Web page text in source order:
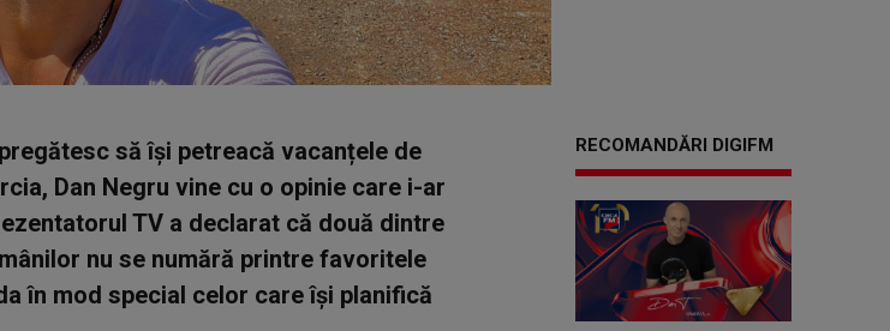
să își petreacă vacanțele de
Dan Negru vine cu o opinie care i-ar
TV a declarat că două dintre
nu se numără printre favoritele
în mod special celor care își planifică
RECOMANDĂRI DIGIFM